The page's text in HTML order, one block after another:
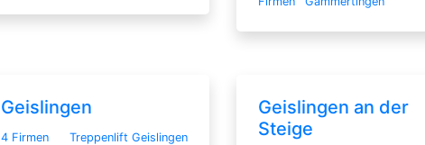
Geislingen
4 Firmen Treppenlift Geislingen
Geislingen an der
Steige